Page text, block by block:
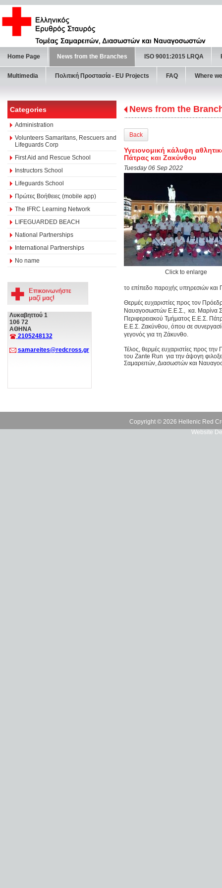
Home Page News from the Branches ISO 9001:2015 LRQA
Multimedia Πολιτική Προστασία - ΕU Projects FAQ Where
Categories
Administration
Volunteers Samaritans, Rescuers and
Lifeguards Corp
First Aid and Rescue School
Instructors School
Lifeguards School
Πρώτες Βοήθειες (mobile app)
The IFRC Learning Network
LIFEGUARDED BEACH
National Partnerships
International Partnerships
No name
Λυκαβηττού 1
106 72
ΑΘΗΝΑ
2105248132
samareites@redcross.gr
News from the
Back
Υγειονομική κάλυψη
Πάτρας και Ζακύνθου
Tuesday 06 Sep 2022
Click to enlarge
το επίπεδο παροχής υπηρεσιών
Θερμές ευχαριστίες προς τον
Ναυαγοσωστών Ε.Ε.Σ., κα. Μαρίνα
Περιφερειακού Τμήματος Ε.Ε.Σ.
Ε.Ε.Σ. Ζακύνθου, όπου σε
γεγονός για τη Ζάκυνθο.
Τέλος, θερμές ευχαριστίες προς
του Zante Run για την άψογη
Σαμαρειτών, Διασωστών και
Copyright © 2026 Hellenic Red
Website